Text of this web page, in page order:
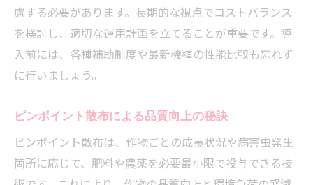
慮する必要があります。長期的な視点でコストバランス
を検討し、適切な運用計画を立てることが重要です。導
入前には、各種補助制度や最新機種の性能比較も忘れず
に行いましょう。
ピンポイント散布による品質向上の秘訣
ピンポイント散布は、作物ごとの成長状況や病害虫発生
箇所に応じて、肥料や農薬を必要最小限で投与できる技